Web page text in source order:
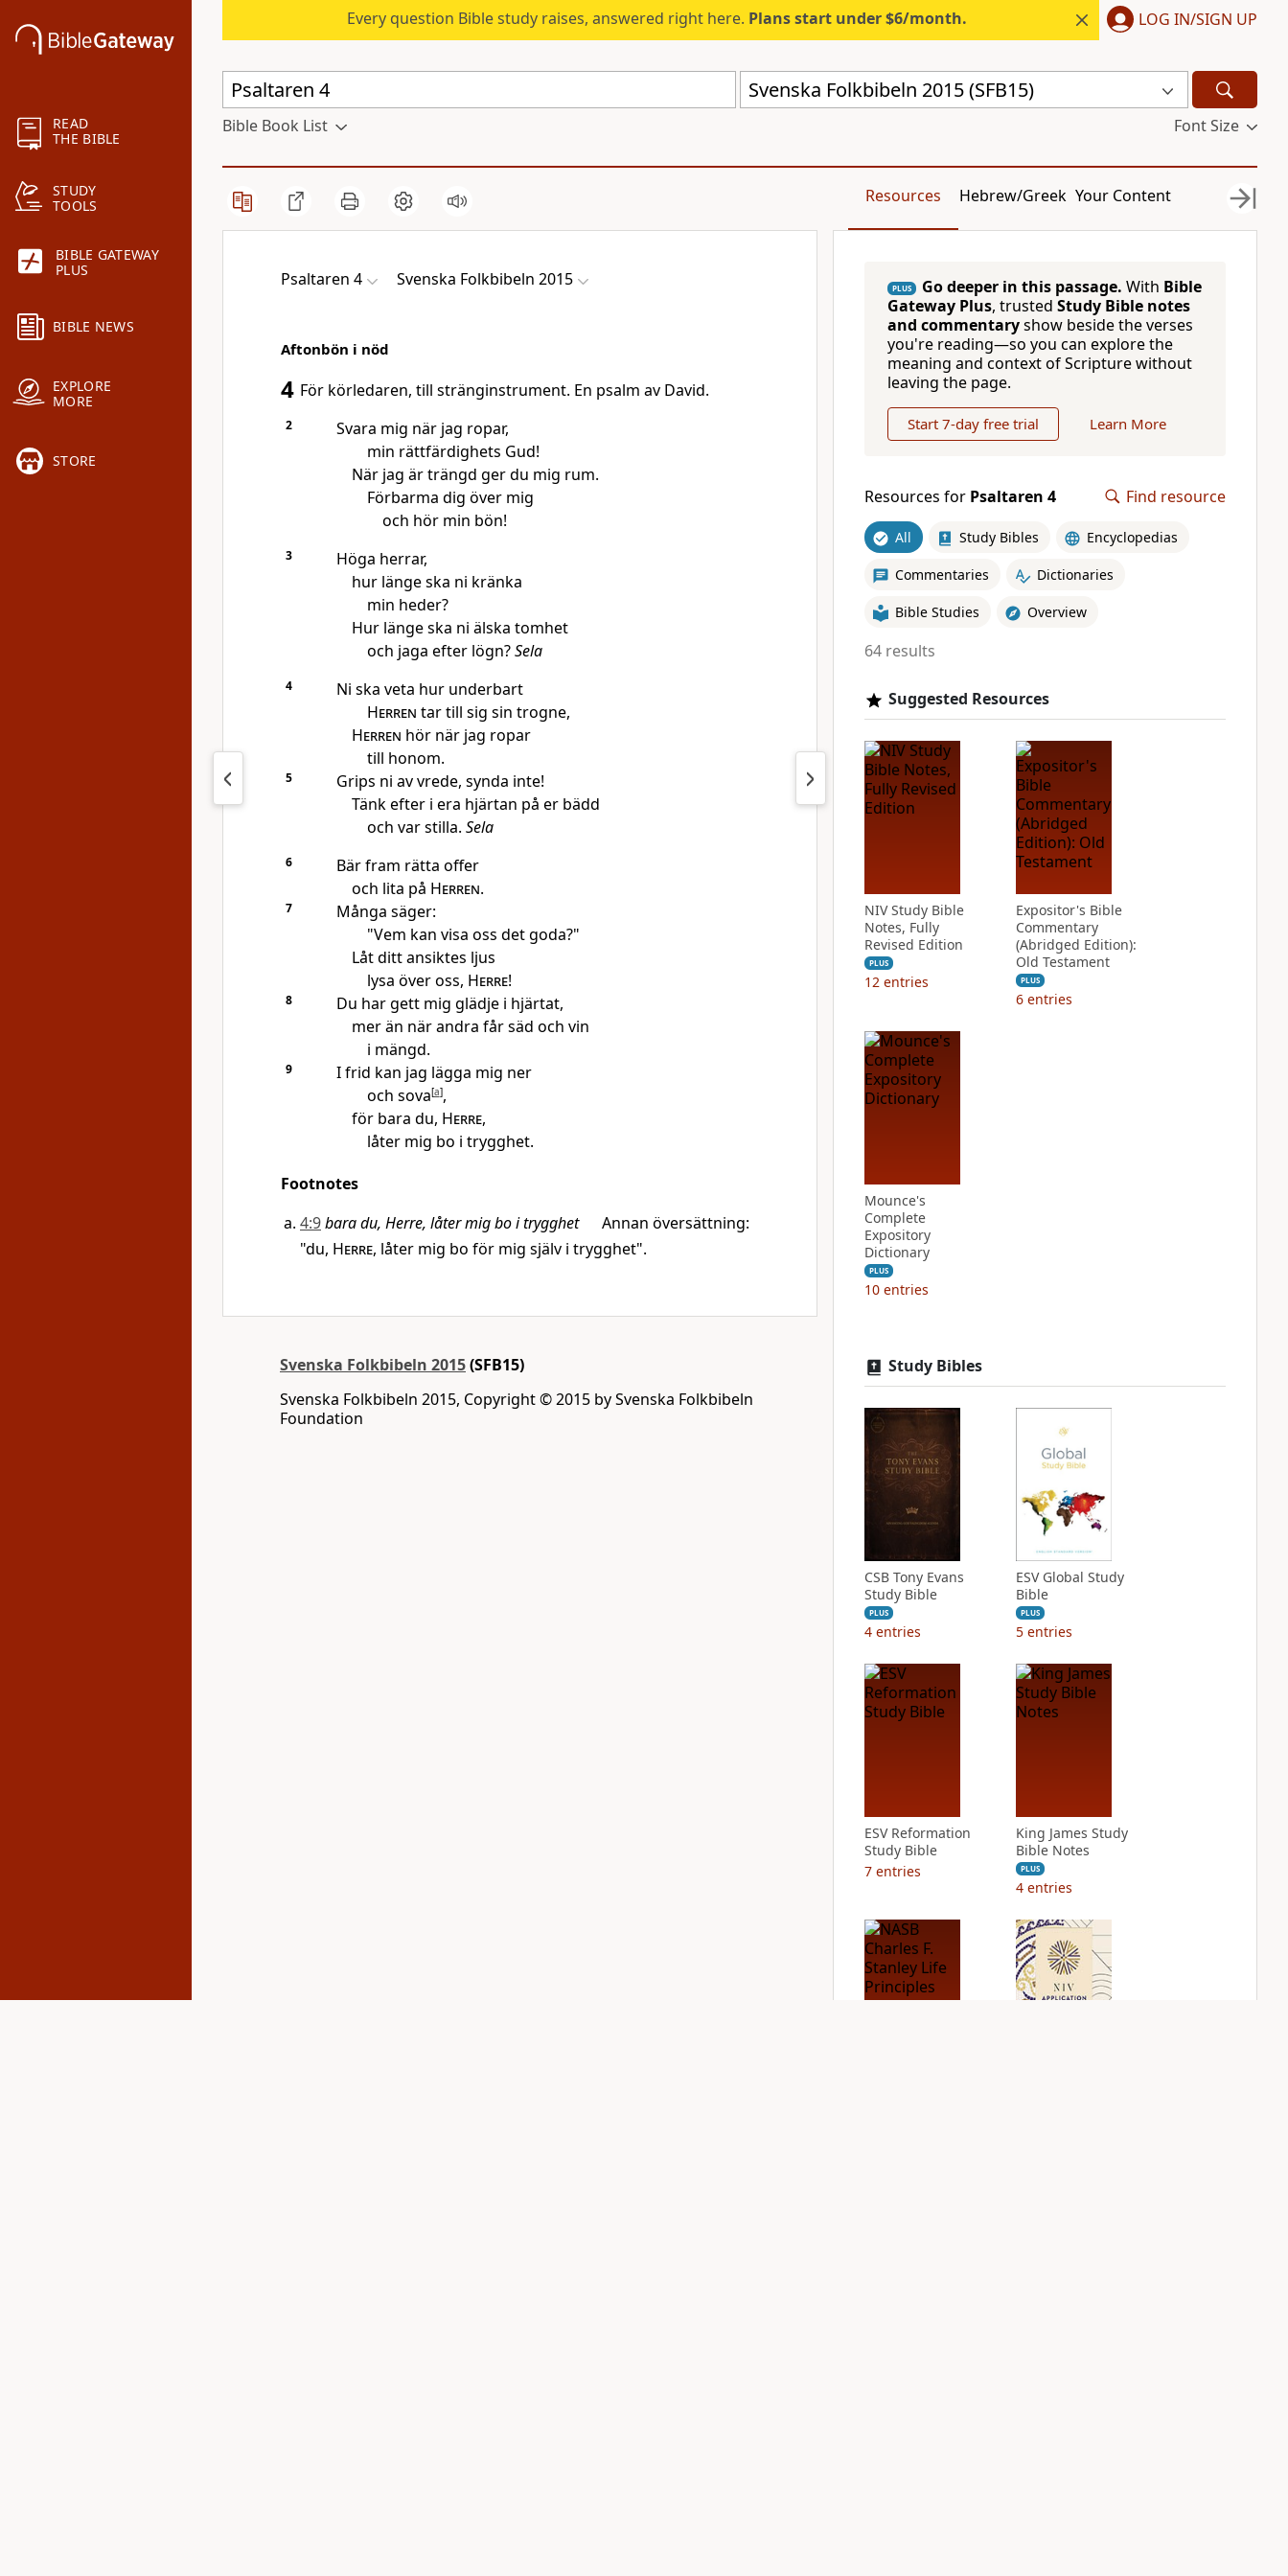
READ
THE BIBLE
STUDY
TOOLS
BIBLE GATEWAY
PLUS
BIBLE NEWS
EXPLORE
MORE
STORE
Every question Bible study raises, answered right here. Plans start under $6/month. LOG IN/SIGN UP
Svenska Folkbibeln 2015 (SFB15)
Bible Book List Font Size
Resources Hebrew/Greek Your Content
Psaltaren 4 Svenska Folkbibeln 2015
Aftonbön i nöd
4 För körledaren, till stränginstrument. En psalm av David.
2
Svara mig när jag ropar,
min rättfärdighets Gud!
När jag är trängd ger du mig rum.
Förbarma dig över mig
och hör min bön!
3
Höga herrar,
hur länge ska ni kränka
min heder?
Hur länge ska ni älska tomhet
och jaga efter lögn?Sela
4
Ni ska veta hur underbart
Herren tar till sig sin trogne,
Herren hör när jag ropar
till honom.
5
Grips ni av vrede, synda inte!
Tänk efter i era hjärtan på er bädd
och var stilla. Sela
6
Bär fram rätta offer
och lita på Herren.
7
Många säger:
"Vem kan visa oss det goda?"
Låt ditt ansiktes ljus
lysa över oss, Herre!
8
Du har gett mig glädje i hjärtat,
mer än när andra får säd och vin
i mängd.
9
I frid kan jag lägga mig ner
och sova[a],
för bara du, Herre,
låter mig bo i trygghet.
Footnotes
4:9bara du, Herre, låter mig bo i trygghetAnnan översättning:
"du, Herre, låter mig bo för mig själv i trygghet".
Svenska Folkbibeln 2015(SFB15)
Svenska Folkbibeln 2015, Copyright © 2015 by Svenska Folkbibeln
Foundation
PLUS Go deeper in this passage. With Bible
Gateway Plus, trusted Study Bible notes
and commentaryshow beside the verses
you're reading—so you can explore the
meaning and context of Scripture without
leaving the page.
Start 7-day free trial Learn More
Resources for Psaltaren 4 Find resource
All Study Bibles Encyclopedias
Commentaries Dictionaries
Bible Studies Overview
64 results
Suggested Resources
NIV Study Bible
Notes, Fully
Revised Edition
PLUS
12 entries
Expositor's Bible
Commentary
(Abridged Edition):
Old Testament
PLUS
6 entries
Mounce's
Complete
Expository
Dictionary
PLUS
10 entries
Study Bibles
CSB Tony Evans
Study Bible
PLUS
4 entries
ESV Global Study
Bible
PLUS
5 entries
ESV Reformation
Study Bible
7 entries
King James Study
Bible Notes
PLUS
4 entries